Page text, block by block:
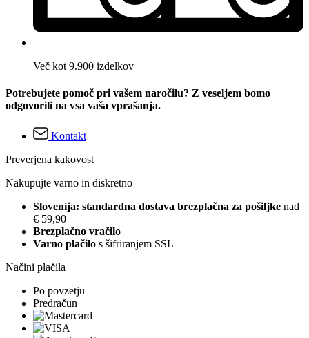
Več kot 9.900 izdelkov
Potrebujete pomoč pri vašem naročilu? Z veseljem bomo
odgovorili na vsa vaša vprašanja.
Kontakt
Preverjena kakovost
Nakupujte varno in diskretno
Slovenija: standardna dostava brezplačna za pošiljke nad
€ 59,90
Brezplačno vračilo
Varno plačilo s šifriranjem SSL
Načini plačila
Po povzetju
Predračun